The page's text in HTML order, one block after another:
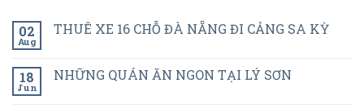
02
Aug
THUÊ XE 16 CHỖ ĐÀ NẴNG ĐI CẢNG SA KỲ
18
Jun
NHỮNG QUÁN ĂN NGON TẠI LÝ SƠN